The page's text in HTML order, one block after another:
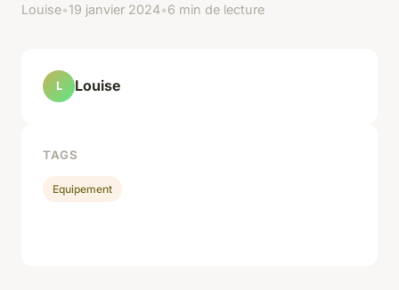
Louise•19 janvier 2024•6 min de lecture
L Louise
TAGS
Equipement